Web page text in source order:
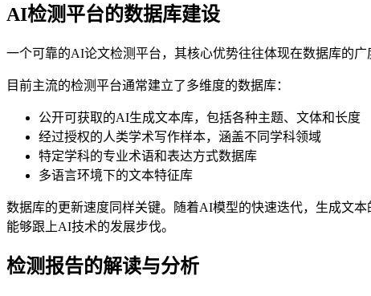
AI检测平台的数据库建设
一个可靠的AI论文检测平台，其核心优势往往体现在数据库的
目前主流的检测平台通常建立了多维度的数据库：
公开可获取的AI生成文本库，包括各种主题、文体和长度
经过授权的人类学术写作样本，涵盖不同学科领域
特定学科的专业术语和表达方式数据库
多语言环境下的文本特征库
数据库的更新速度同样关键。随着AI模型的快速迭代，生成文
能够跟上AI技术的发展步伐。
检测报告的解读与分析